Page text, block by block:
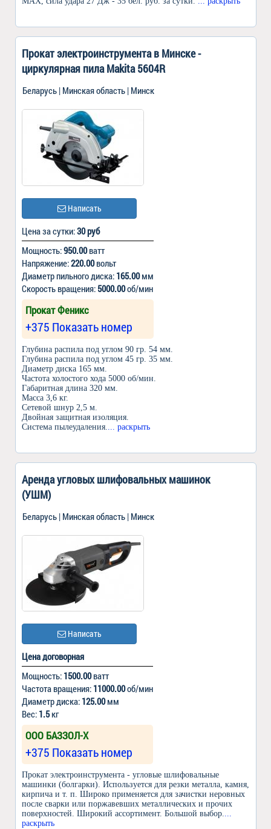
Прокат электроинструмента в Минске -
циркулярная пила Makita 5604R
Беларусь | Минская область | Минск
Написать
Цена за сутки:30 руб
Мощность:950.00ватт
Напряжение:220.00вольт
Диаметр пильного диска: 165.00мм
Скорость вращения: 5000.00об/мин
Прокат Феникс
+375 Показать номер
Глубина распила под углом 90 гр. 54 мм.
Глубина распила под углом 45 гр. 35 мм.
Диаметр диска 165 мм.
Частота холостого хода 5000 об/мин.
Габаритная длина 320 мм.
Масса 3,6 кг.
Сетевой шнур 2,5 м.
Двойная защитная изоляция.
Система пылеудаления.
... раскрыть
Аренда угловых шлифовальных машинок
(УШМ)
Беларусь | Минская область | Минск
Написать
Цена договорная
Мощность: 1500.00ватт
Частота вращения: 11000.00об/мин
Диаметр диска: 125.00мм
Вес: 1.5кг
ООО БАЗЗОЛ-Х
+375 Показать номер
Прокат электроинструмента - угловые шлифовальные
машинки (болгарки). Используется для резки металла, камня,
кирпича и т. п. Широко применяется для зачистки неровных
после сварки или поржавевших металлических и прочих
поверхностей. Широкий ассортимент. Большой выбор.
раскрыть